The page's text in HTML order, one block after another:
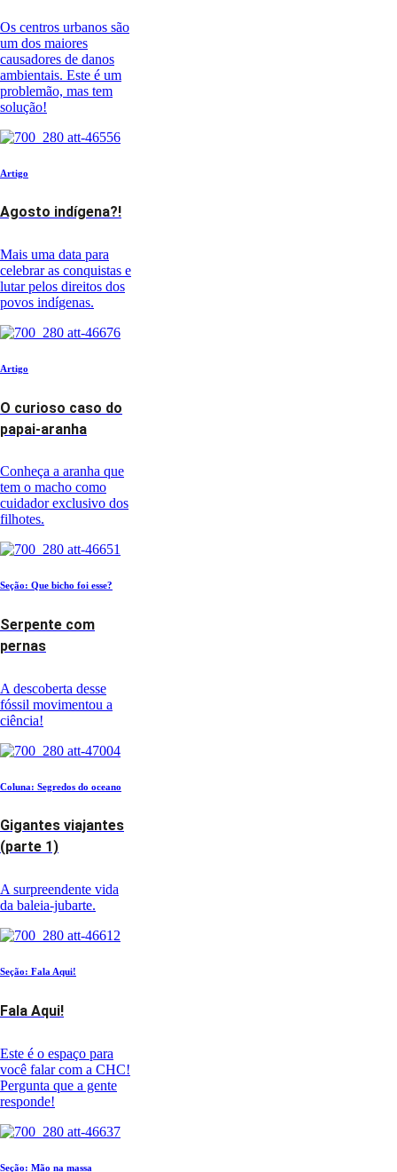
Os centros urbanos são
um dos maiores
causadores de danos
ambientais. Este é um
problemão, mas tem
solução!
Artigo
Agosto indígena?!
Mais uma data para
celebrar as conquistas e
lutar pelos direitos dos
povos indígenas.
Artigo
O curioso caso do
papai-aranha
Conheça a aranha que
tem o macho como
cuidador exclusivo dos
filhotes.
Seção: Que bicho foi esse?
Serpente com
pernas
A descoberta desse
fóssil movimentou a
ciência!
Coluna: Segredos do oceano
Gigantes viajantes
(parte 1)
A surpreendente vida
da baleia-jubarte.
Seção: Fala Aqui!
Fala Aqui!
Este é o espaço para
você falar com a CHC!
Pergunta que a gente
responde!
Seção: Mão na massa